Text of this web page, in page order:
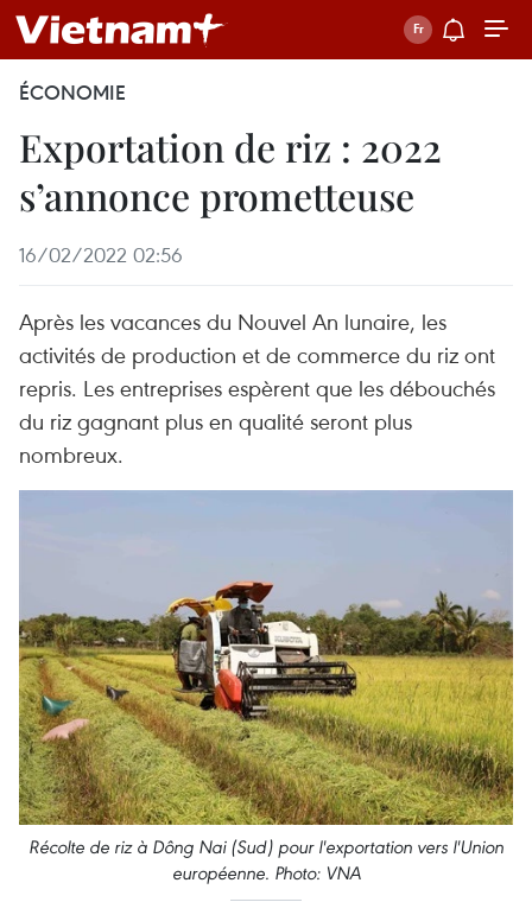
ÉCONOMIE
Exportation de riz : 2022
s’annonce prometteuse
16/02/2022 02:56
Après les vacances du Nouvel An lunaire, les
activités de production et de commerce du riz ont
repris. Les entreprises espèrent que les débouchés
du riz gagnant plus en qualité seront plus
nombreux.
Récolte de riz à Dông Nai (Sud) pour l'exportation vers l'Union
européenne. Photo: VNA